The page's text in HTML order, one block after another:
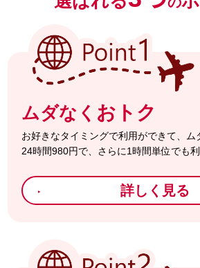
ムダなく おトク
お好きなタイミングで利用ができて、ム
24時間980円で、さらに1時間単位でも利
詳しく見る